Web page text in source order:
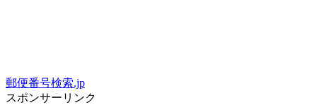
郵便番号検索.jp
スポンサーリンク